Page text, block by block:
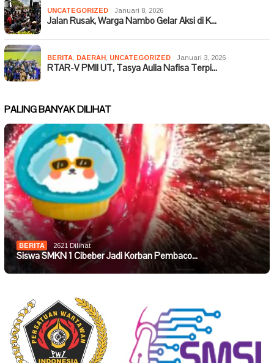
UNCATEGORIZED Januari 8, 2026
Jalan Rusak, Warga Nambo Gelar Aksi di K…
BERITA DAERAH UNCATEGORIZED Januari 3, 2026
RTAR-V PMII UT, Tasya Aulia Nafisa Terpi…
PALING BANYAK DILIHAT
BERITA 2621 Dilihat
Siswa SMKN 1 Cibeber Jadi Korban Pembaco…